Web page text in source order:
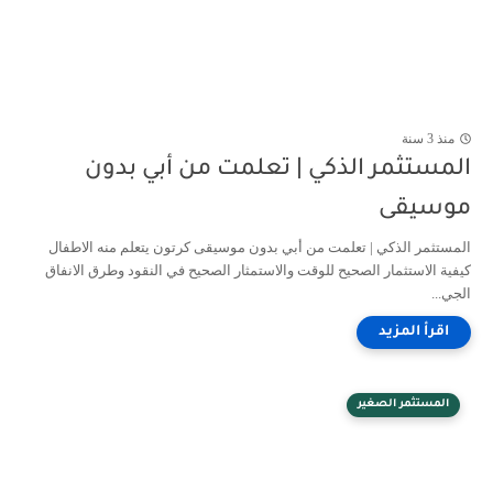
منذ 3 سنة
المستثمر الذكي | تعلمت من أبي بدون
موسيقى
المستثمر الذكي | تعلمت من أبي بدون موسيقى كرتون يتعلم منه الاطفال
كيفية الاستثمار الصحيح للوقت والاستمثار الصحيح في النقود وطرق الانفاق
الجي...
المستثمر الصغير